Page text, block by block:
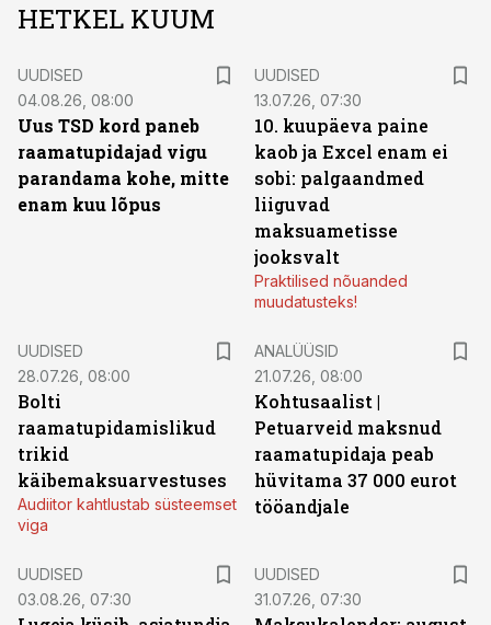
HETKEL KUUM
UUDISED
04.08.26, 08:00
Uus TSD kord paneb
raamatupidajad vigu
parandama kohe, mitte
enam kuu lõpus
UUDISED
13.07.26, 07:30
10. kuupäeva paine
kaob ja Excel enam ei
sobi: palgaandmed
liiguvad
maksuametisse
jooksvalt
Praktilised nõuanded
muudatusteks!
UUDISED
28.07.26, 08:00
Bolti
raamatupidamislikud
trikid
käibemaksuarvestuses
Audiitor kahtlustab süsteemset
viga
ANALÜÜSID
21.07.26, 08:00
Kohtusaalist |
Petuarveid maksnud
raamatupidaja peab
hüvitama 37 000 eurot
tööandjale
UUDISED
03.08.26, 07:30
UUDISED
31.07.26, 07:30